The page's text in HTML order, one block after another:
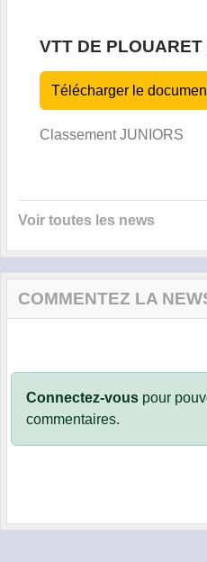
VTT DE PLOUARET
Télécharger le
Classement JUNIORS
Voir toutes les news
COMMENTEZ LA
Connectez-vous pour
commentaires.